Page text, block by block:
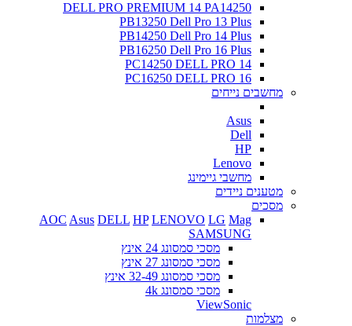
DELL PRO PREMIUM 14 PA14250
PB13250 Dell Pro 13 Plus
PB14250 Dell Pro 14 Plus
PB16250 Dell Pro 16 Plus
PC14250 DELL PRO 14
PC16250 DELL PRO 16
מחשבים נייחים
Asus
Dell
HP
Lenovo
מחשבי גיימינג
מטענים ניידים
מסכים
AOC Asus DELL HP LENOVO LG Mag
SAMSUNG
מסכי סמסונג 24 אינץ
מסכי סמסונג 27 אינץ
מסכי סמסונג 32-49 אינץ
מסכי סמסונג 4k
ViewSonic
מצלמות